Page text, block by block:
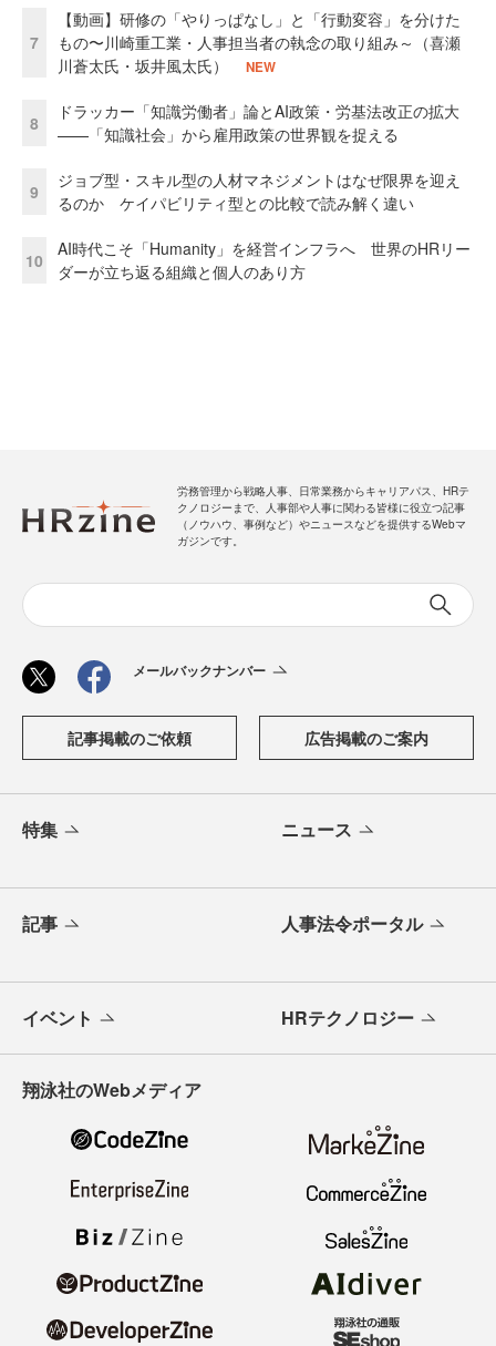
7
【動画】研修の「やりっぱなし」と「行動変容」を分けた
もの〜川崎重工業・人事担当者の執念の取り組み～（喜瀬
川蒼太氏・坂井風太氏）
NEW
8
ドラッカー「知識労働者」論とAI政策・労基法改正の拡大
——「知識社会」から雇用政策の世界観を捉える
9
ジョブ型・スキル型の人材マネジメントはなぜ限界を迎え
るのか ケイパビリティ型との比較で読み解く違い
10
AI時代こそ「Humanity」を経営インフラへ 世界のHRリー
ダーが立ち返る組織と個人のあり方
労務管理から戦略人事、日常業務からキャリアパス、HRテ
クノロジーまで、人事部や人事に関わる皆様に役立つ記事
（ノウハウ、事例など）やニュースなどを提供するWebマ
ガジンです。
メールバックナンバー
記事掲載のご依頼 広告掲載のご案内
特集 ニュース
記事 人事法令ポータル
イベント HRテクノロジー
翔泳社のWebメディア